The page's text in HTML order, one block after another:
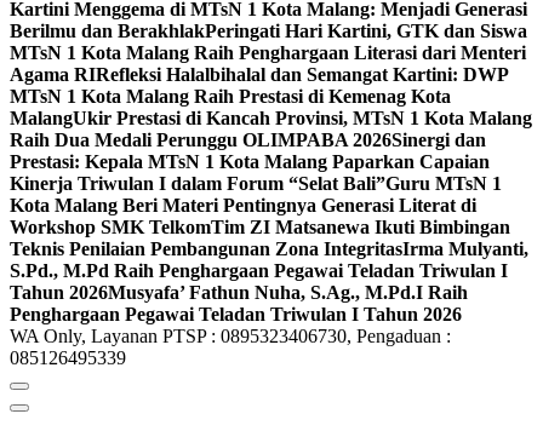
Kartini Menggema di MTsN 1 Kota Malang: Menjadi Generasi
Berilmu dan BerakhlakPeringati Hari Kartini, GTK dan Siswa
MTsN 1 Kota Malang Raih Penghargaan Literasi dari Menteri
Agama RIRefleksi Halalbihalal dan Semangat Kartini: DWP
MTsN 1 Kota Malang Raih Prestasi di Kemenag Kota
MalangUkir Prestasi di Kancah Provinsi, MTsN 1 Kota Malang
Raih Dua Medali Perunggu OLIMPABA 2026Sinergi dan
Prestasi: Kepala MTsN 1 Kota Malang Paparkan Capaian
Kinerja Triwulan I dalam Forum “Selat Bali”Guru MTsN 1
Kota Malang Beri Materi Pentingnya Generasi Literat di
Workshop SMK TelkomTim ZI Matsanewa Ikuti Bimbingan
Teknis Penilaian Pembangunan Zona IntegritasIrma Mulyanti,
S.Pd., M.Pd Raih Penghargaan Pegawai Teladan Triwulan I
Tahun 2026Musyafa’ Fathun Nuha, S.Ag., M.Pd.I Raih
Penghargaan Pegawai Teladan Triwulan I Tahun 2026
WA Only, Layanan PTSP : 0895323406730, Pengaduan :
085126495339